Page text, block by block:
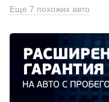
Еще 7 похожих авто